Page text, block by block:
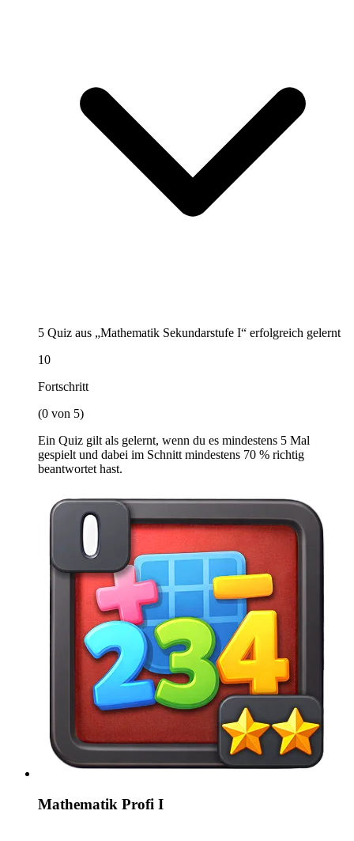
5 Quiz aus „Mathematik Sekundarstufe I“ erfolgreich gelernt
10
Fortschritt
(0 von 5)
Ein Quiz gilt als gelernt, wenn du es mindestens 5 Mal
gespielt und dabei im Schnitt mindestens 70 % richtig
beantwortet hast.
Mathematik Profi I